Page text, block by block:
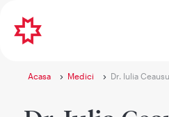
Acasa Medici Dr. Iulia